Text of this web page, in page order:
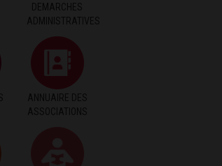
DEMARCHES
ADMINISTRATIVES
ANNUAIRE DES
ASSOCIATIONS